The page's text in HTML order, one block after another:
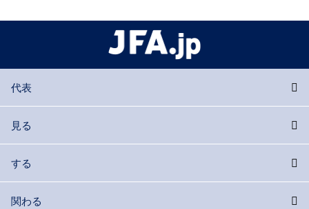
代表
見る
する
関わる